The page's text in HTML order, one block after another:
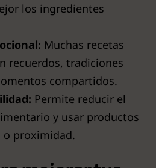
los ingredientes
Muchas recetas
recuerdos, tradiciones
compartidos.
Permite reducir el
y usar productos
o proximidad.